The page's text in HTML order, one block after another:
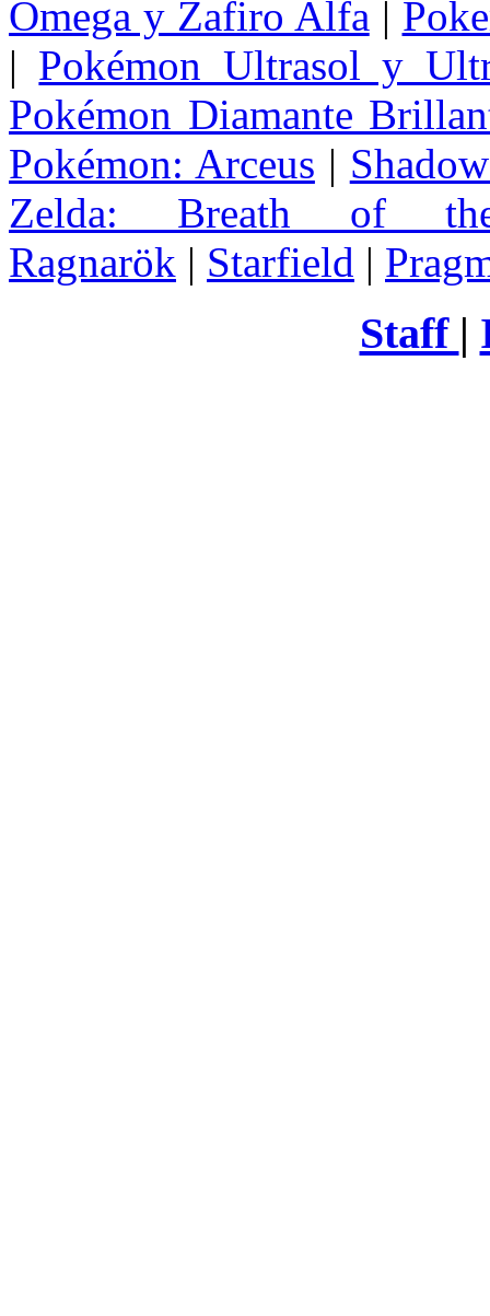
Omega y Zafiro Alfa |
| Pokémon Ultrasol y
Pokémon Diamante
Pokémon: Arceus |
Zelda: Breath of
Ragnarök | Starfield |
Staff |